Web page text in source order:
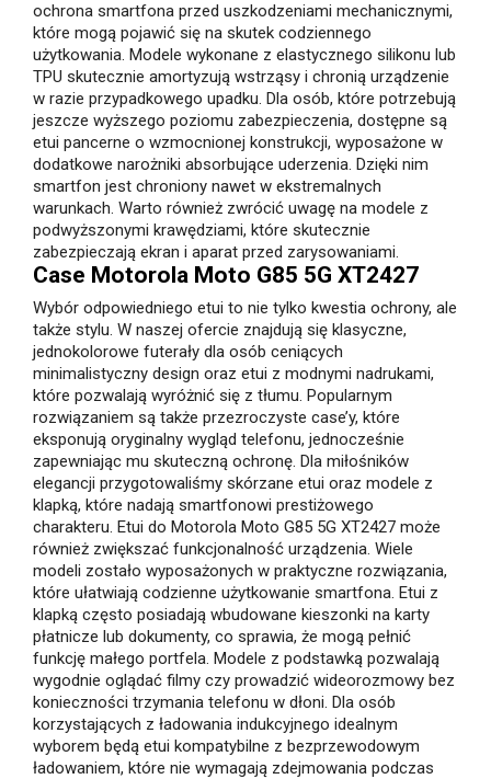
ochrona smartfona przed uszkodzeniami mechanicznymi,
które mogą pojawić się na skutek codziennego
użytkowania. Modele wykonane z elastycznego silikonu lub
TPU skutecznie amortyzują wstrząsy i chronią urządzenie
w razie przypadkowego upadku. Dla osób, które potrzebują
jeszcze wyższego poziomu zabezpieczenia, dostępne są
etui pancerne o wzmocnionej konstrukcji, wyposażone w
dodatkowe narożniki absorbujące uderzenia. Dzięki nim
smartfon jest chroniony nawet w ekstremalnych
warunkach. Warto również zwrócić uwagę na modele z
podwyższonymi krawędziami, które skutecznie
zabezpieczają ekran i aparat przed zarysowaniami.
Case Motorola Moto G85 5G XT2427
Wybór odpowiedniego etui to nie tylko kwestia ochrony, ale
także stylu. W naszej ofercie znajdują się klasyczne,
jednokolorowe futerały dla osób ceniących
minimalistyczny design oraz etui z modnymi nadrukami,
które pozwalają wyróżnić się z tłumu. Popularnym
rozwiązaniem są także przezroczyste case’y, które
eksponują oryginalny wygląd telefonu, jednocześnie
zapewniając mu skuteczną ochronę. Dla miłośników
elegancji przygotowaliśmy skórzane etui oraz modele z
klapką, które nadają smartfonowi prestiżowego
charakteru. Etui do Motorola Moto G85 5G XT2427 może
również zwiększać funkcjonalność urządzenia. Wiele
modeli zostało wyposażonych w praktyczne rozwiązania,
które ułatwiają codzienne użytkowanie smartfona. Etui z
klapką często posiadają wbudowane kieszonki na karty
płatnicze lub dokumenty, co sprawia, że mogą pełnić
funkcję małego portfela. Modele z podstawką pozwalają
wygodnie oglądać filmy czy prowadzić wideorozmowy bez
konieczności trzymania telefonu w dłoni. Dla osób
korzystających z ładowania indukcyjnego idealnym
wyborem będą etui kompatybilne z bezprzewodowym
ładowaniem, które nie wymagają zdejmowania podczas